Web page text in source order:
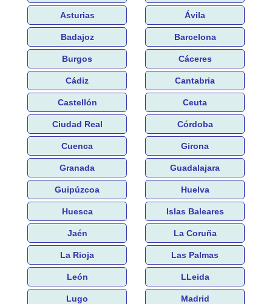
Asturias Ávila
Badajoz Barcelona
Burgos Cáceres
Cádiz Cantabria
Castellón Ceuta
Ciudad Real Córdoba
Cuenca Girona
Granada Guadalajara
Guipúzcoa Huelva
Huesca Islas Baleares
Jaén La Coruña
La Rioja Las Palmas
León LLeida
Lugo Madrid